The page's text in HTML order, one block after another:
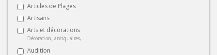
Articles de Plages
Artisans
Arts et décorations
Décoration, antiquaires, ...
Audition